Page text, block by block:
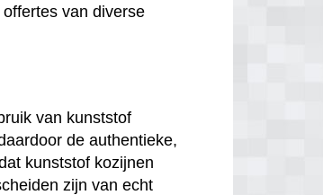
van diverse
van kunststof
de authentieke,
kunststof kozijnen
zijn van echt